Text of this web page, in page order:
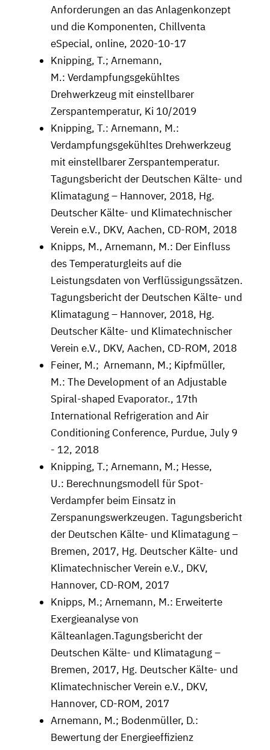
Anforderungen an das Anlagenkonzept
und die Komponenten, Chillventa
eSpecial, online, 2020-10-17
Knipping, T.; Arnemann,
M.: Verdampfungsgekühltes
Drehwerkzeug mit einstellbarer
Zerspantemperatur, Ki 10/2019
Knipping, T.: Arnemann, M.:
Verdampfungsgekühltes Drehwerkzeug
mit einstellbarer Zerspantemperatur.
Tagungsbericht der Deutschen Kälte- und
Klimatagung – Hannover, 2018, Hg.
Deutscher Kälte- und Klimatechnischer
Verein e.V., DKV, Aachen, CD-ROM, 2018
Knipps, M., Arnemann, M.: Der Einfluss
des Temperaturgleits auf die
Leistungsdaten von Verflüssigungssätzen.
Tagungsbericht der Deutschen Kälte- und
Klimatagung – Hannover, 2018, Hg.
Deutscher Kälte- und Klimatechnischer
Verein e.V., DKV, Aachen, CD-ROM, 2018
Feiner, M.; Arnemann, M.; Kipfmüller,
M.: The Development of an Adjustable
Spiral-shaped Evaporator., 17th
International Refrigeration and Air
Conditioning Conference, Purdue, July 9
- 12, 2018
Knipping, T.; Arnemann, M.; Hesse,
U.: Berechnungsmodell für Spot-
Verdampfer beim Einsatz in
Zerspanungswerkzeugen. Tagungsbericht
der Deutschen Kälte- und Klimatagung –
Bremen, 2017, Hg. Deutscher Kälte- und
Klimatechnischer Verein e.V., DKV,
Hannover, CD-ROM, 2017
Knipps, M.; Arnemann, M.: Erweiterte
Exergieanalyse von
Kälteanlagen.Tagungsbericht der
Deutschen Kälte- und Klimatagung –
Bremen, 2017, Hg. Deutscher Kälte- und
Klimatechnischer Verein e.V., DKV,
Hannover, CD-ROM, 2017
Arnemann, M.; Bodenmüller, D.:
Bewertung der Energieeffizienz